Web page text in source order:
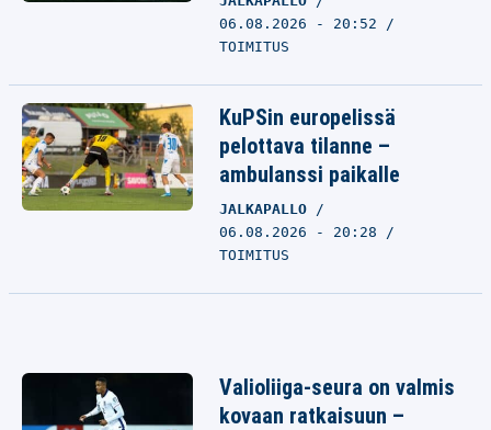
06.08.2026 - 20:52
TOIMITUS
KuPSin europelissä
pelottava tilanne –
ambulanssi paikalle
JALKAPALLO
06.08.2026 - 20:28
TOIMITUS
Valioliiga-seura on valmis
kovaan ratkaisuun –